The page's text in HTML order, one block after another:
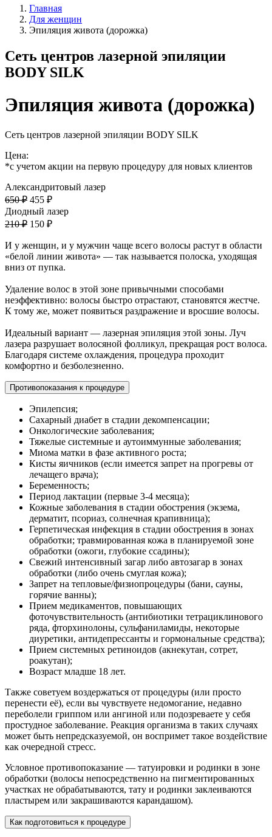
Главная
Для женщин
Эпиляция живота (дорожка)
Сеть центров лазерной эпиляции
BODY SILK
Эпиляция живота (дорожка)
Сеть центров лазерной эпиляции BODY SILK
Цена:
*с учетом акции на первую процедуру для новых клиентов
Александритовый лазер
650 ₽ 455 ₽
Диодный лазер
210 ₽ 150 ₽
И у женщин, и у мужчин чаще всего волосы растут в области
«белой линии живота» — так называется полоска, уходящая
вниз от пупка.
Удаление волос в этой зоне привычными способами
неэффективно: волосы быстро отрастают, становятся жестче.
К тому же, может появиться раздражение и вросшие волосы.
Идеальный вариант — лазерная эпиляция этой зоны. Луч
лазера разрушает волосяной фолликул, прекращая рост волоса.
Благодаря системе охлаждения, процедура проходит
комфортно и безболезненно.
Противопоказания к процедуре
Эпилепсия;
Сахарный диабет в стадии декомпенсации;
Онкологические заболевания;
Тяжелые системные и аутоиммунные заболевания;
Миома матки в фазе активного роста;
Кисты яичников (если имеется запрет на прогревы от
лечащего врача);
Беременность;
Период лактации (первые 3-4 месяца);
Кожные заболевания в стадии обострения (экзема,
дерматит, псориаз, солнечная крапивница);
Герпетическая инфекция в стадии обострения в зонах
обработки; травмированная кожа в планируемой зоне
обработки (ожоги, глубокие ссадины);
Свежий интенсивный загар либо автозагар в зонах
обработки (либо очень смуглая кожа);
Запрет на тепловые/физиопроцедуры (бани, сауны,
горячие ванны);
Прием медикаментов, повышающих
фоточувствительность (антибиотики тетрациклинового
ряда, фторхинолоны, сульфаниламиды, некоторые
диуретики, антидепрессанты и гормональные средства);
Прием системных ретиноидов (акнекутан, сотрет,
роакутан);
Возраст младше 18 лет.
Также советуем воздержаться от процедуры (или просто
перенести её), если вы чувствуете недомогание, недавно
переболели гриппом или ангиной или подозреваете у себя
простудное заболевание. Реакция организма в таких случаях
может быть непредсказуемой, он воспримет такое воздействие
как очередной стресс.
Условное противопоказание — татуировки и родинки в зоне
обработки (волосы непосредственно на пигментированных
участках не обрабатываются, тату и родинки заклеиваются
пластырем или закрашиваются карандашом).
Как подготовиться к процедуре